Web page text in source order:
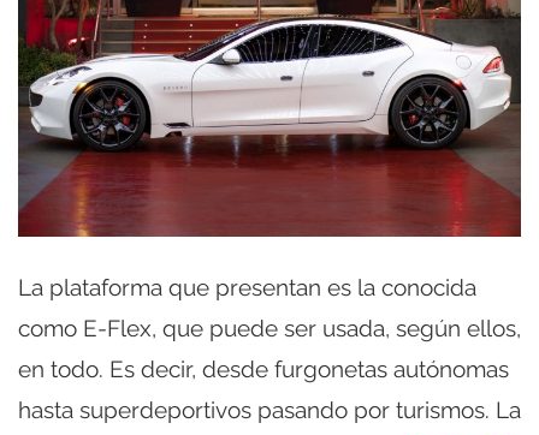
La plataforma que presentan es la conocida
como E-Flex, que puede ser usada, según ellos,
en todo. Es decir, desde furgonetas autónomas
hasta superdeportivos pasando por turismos. La